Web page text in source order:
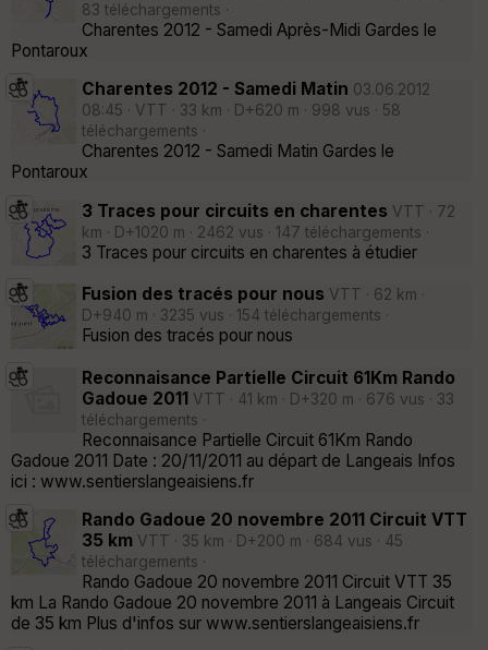
83 téléchargements ·
Charentes 2012 - Samedi Après-Midi Gardes le
Pontaroux
Charentes 2012 - Samedi Matin 03.06.2012
08:45 · VTT · 33 km · D+620 m · 998 vus · 58
téléchargements ·
Charentes 2012 - Samedi Matin Gardes le
Pontaroux
3 Traces pour circuits en charentes VTT · 72
km · D+1020 m · 2462 vus · 147 téléchargements ·
3 Traces pour circuits en charentes à étudier
Fusion des tracés pour nous VTT · 62 km ·
D+940 m · 3235 vus · 154 téléchargements ·
Fusion des tracés pour nous
Reconnaisance Partielle Circuit 61Km Rando
Gadoue 2011 VTT · 41 km · D+320 m · 676 vus · 33
téléchargements ·
Reconnaisance Partielle Circuit 61Km Rando
Gadoue 2011 Date : 20/11/2011 au départ de Langeais Infos
ici : www.sentierslangeaisiens.fr
Rando Gadoue 20 novembre 2011 Circuit VTT
35 km VTT · 35 km · D+200 m · 684 vus · 45
téléchargements ·
Rando Gadoue 20 novembre 2011 Circuit VTT 35
km La Rando Gadoue 20 novembre 2011 à Langeais Circuit
de 35 km Plus d'infos sur www.sentierslangeaisiens.fr